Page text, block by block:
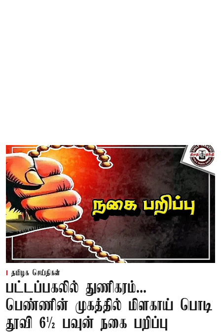
தமிழக செய்திகள்
பட்டப்பகலில் துணிகரம்...
பெண்ணின் முகத்தில் மிளகாய் பொடி
தூவி 6½ பவுன் நகை பறிப்பு